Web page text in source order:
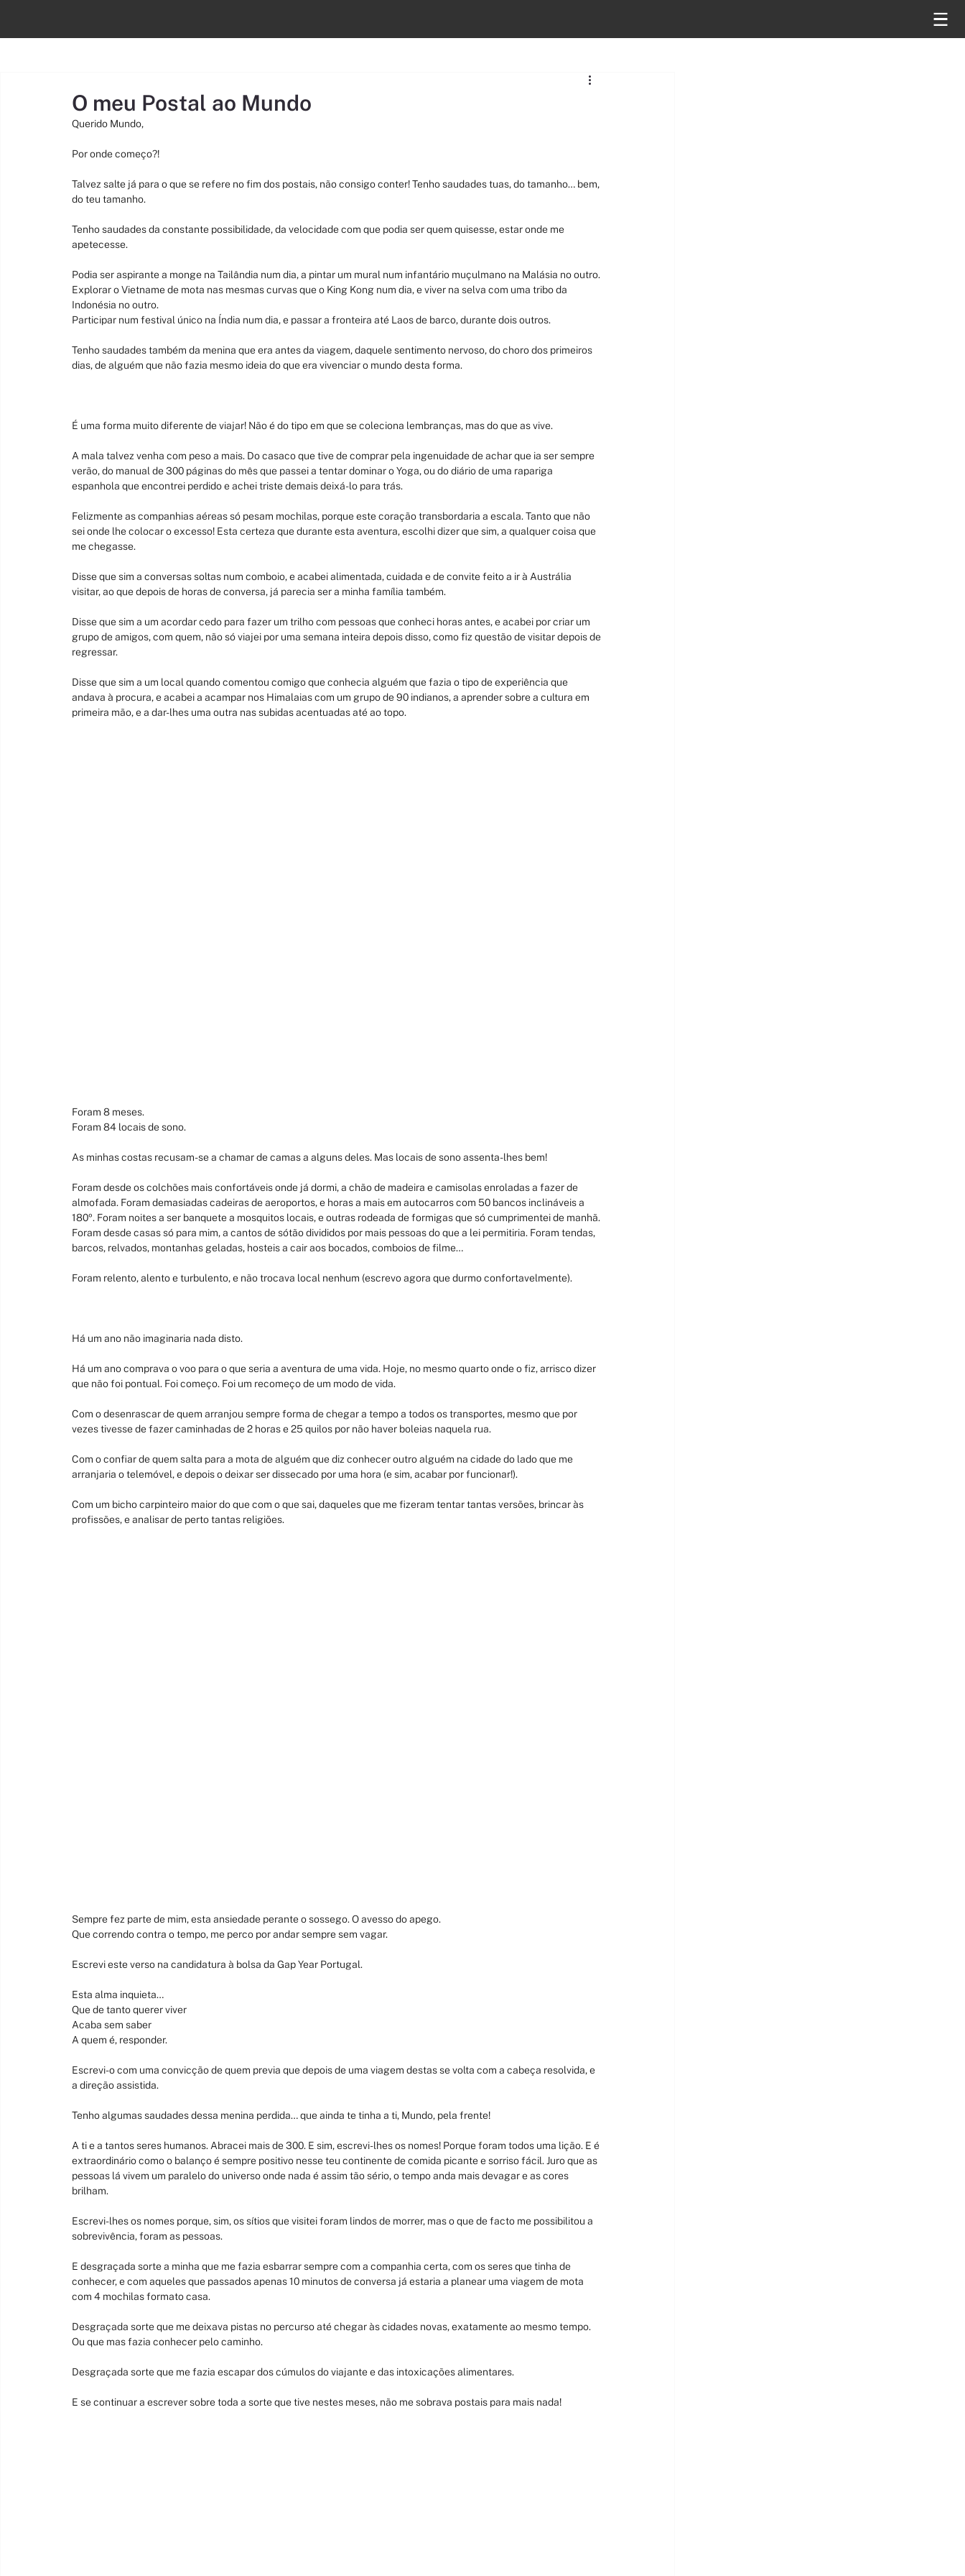
O meu Postal ao Mundo
Querido Mundo,
Por onde começo?!
Talvez salte já para o que se refere no fim dos postais, não consigo conter! Tenho saudades tuas, do tamanho… bem,
do teu tamanho.
Tenho saudades da constante possibilidade, da velocidade com que podia ser quem quisesse, estar onde me
apetecesse.
Podia ser aspirante a monge na Tailândia num dia, a pintar um mural num infantário muçulmano na Malásia no outro.
Explorar o Vietname de mota nas mesmas curvas que o King Kong num dia, e viver na selva com uma tribo da
Indonésia no outro.
Participar num festival único na Índia num dia, e passar a fronteira até Laos de barco, durante dois outros.
Tenho saudades também da menina que era antes da viagem, daquele sentimento nervoso, do choro dos primeiros
dias, de alguém que não fazia mesmo ideia do que era vivenciar o mundo desta forma.
É uma forma muito diferente de viajar! Não é do tipo em que se coleciona lembranças, mas do que as vive.
A mala talvez venha com peso a mais. Do casaco que tive de comprar pela ingenuidade de achar que ia ser sempre
verão, do manual de 300 páginas do mês que passei a tentar dominar o Yoga, ou do diário de uma rapariga
espanhola que encontrei perdido e achei triste demais deixá-lo para trás.
Felizmente as companhias aéreas só pesam mochilas, porque este coração transbordaria a escala. Tanto que não
sei onde lhe colocar o excesso! Esta certeza que durante esta aventura, escolhi dizer que sim, a qualquer coisa que
me chegasse.
Disse que sim a conversas soltas num comboio, e acabei alimentada, cuidada e de convite feito a ir à Austrália
visitar, ao que depois de horas de conversa, já parecia ser a minha família também.
Disse que sim a um acordar cedo para fazer um trilho com pessoas que conheci horas antes, e acabei por criar um
grupo de amigos, com quem, não só viajei por uma semana inteira depois disso, como fiz questão de visitar depois de
regressar.
Disse que sim a um local quando comentou comigo que conhecia alguém que fazia o tipo de experiência que
andava à procura, e acabei a acampar nos Himalaias com um grupo de 90 indianos, a aprender sobre a cultura em
primeira mão, e a dar-lhes uma outra nas subidas acentuadas até ao topo.
Foram 8 meses.
Foram 84 locais de sono.
As minhas costas recusam-se a chamar de camas a alguns deles. Mas locais de sono assenta-lhes bem!
Foram desde os colchões mais confortáveis onde já dormi, a chão de madeira e camisolas enroladas a fazer de
almofada. Foram demasiadas cadeiras de aeroportos, e horas a mais em autocarros com 50 bancos inclináveis a
180º. Foram noites a ser banquete a mosquitos locais, e outras rodeada de formigas que só cumprimentei de manhã.
Foram desde casas só para mim, a cantos de sótão divididos por mais pessoas do que a lei permitiria. Foram tendas,
barcos, relvados, montanhas geladas, hosteis a cair aos bocados, comboios de filme…
Foram relento, alento e turbulento, e não trocava local nenhum (escrevo agora que durmo confortavelmente).
Há um ano não imaginaria nada disto.
Há um ano comprava o voo para o que seria a aventura de uma vida. Hoje, no mesmo quarto onde o fiz, arrisco dizer
que não foi pontual. Foi começo. Foi um recomeço de um modo de vida.
Com o desenrascar de quem arranjou sempre forma de chegar a tempo a todos os transportes, mesmo que por
vezes tivesse de fazer caminhadas de 2 horas e 25 quilos por não haver boleias naquela rua.
Com o confiar de quem salta para a mota de alguém que diz conhecer outro alguém na cidade do lado que me
arranjaria o telemóvel, e depois o deixar ser dissecado por uma hora (e sim, acabar por funcionar!).
Com um bicho carpinteiro maior do que com o que sai, daqueles que me fizeram tentar tantas versões, brincar às
profissões, e analisar de perto tantas religiões.
Sempre fez parte de mim, esta ansiedade perante o sossego. O avesso do apego.
Que correndo contra o tempo, me perco por andar sempre sem vagar.
Escrevi este verso na candidatura à bolsa da Gap Year Portugal.
Esta alma inquieta…
Que de tanto querer viver
Acaba sem saber
A quem é, responder.
Escrevi-o com uma convicção de quem previa que depois de uma viagem destas se volta com a cabeça resolvida, e
a direção assistida.
Tenho algumas saudades dessa menina perdida… que ainda te tinha a ti, Mundo, pela frente!
A ti e a tantos seres humanos. Abracei mais de 300. E sim, escrevi-lhes os nomes! Porque foram todos uma lição. E é
extraordinário como o balanço é sempre positivo nesse teu continente de comida picante e sorriso fácil. Juro que as
pessoas lá vivem um paralelo do universo onde nada é assim tão sério, o tempo anda mais devagar e as cores
brilham.
Escrevi-lhes os nomes porque, sim, os sítios que visitei foram lindos de morrer, mas o que de facto me possibilitou a
sobrevivência, foram as pessoas.
E desgraçada sorte a minha que me fazia esbarrar sempre com a companhia certa, com os seres que tinha de
conhecer, e com aqueles que passados apenas 10 minutos de conversa já estaria a planear uma viagem de mota
com 4 mochilas formato casa.
Desgraçada sorte que me deixava pistas no percurso até chegar às cidades novas, exatamente ao mesmo tempo.
Ou que mas fazia conhecer pelo caminho.
Desgraçada sorte que me fazia escapar dos cúmulos do viajante e das intoxicações alimentares.
E se continuar a escrever sobre toda a sorte que tive nestes meses, não me sobrava postais para mais nada!